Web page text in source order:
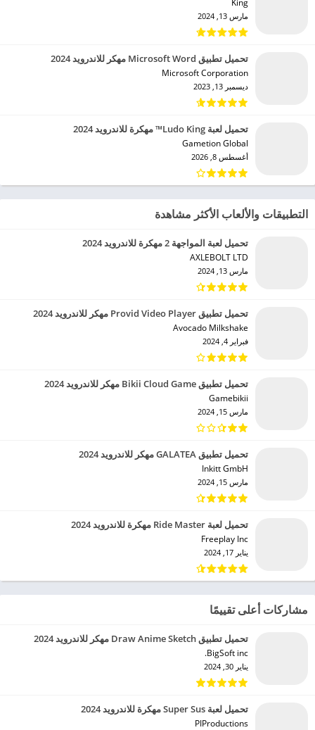
مارس 13, 2024
تحميل تطبيق Microsoft Word مهكر للاندرويد 2024
Microsoft Corporation‏
ديسمبر 13, 2023
تحميل لعبة Ludo King™ مهكرة للاندرويد 2024
Gametion Global‏
أغسطس 8, 2026
التطبيقات والألعاب الأكثر مشاهدة
تحميل لعبة المواجهة 2 مهكرة للاندرويد 2024
AXLEBOLT LTD‏
مارس 13, 2024
تحميل تطبيق Provid Video Player مهكر للاندرويد 2024
Avocado Milkshake‏
فبراير 4, 2024
تحميل تطبيق Bikii Cloud Game مهكر للاندرويد 2024
Gamebikii‏
مارس 15, 2024
تحميل تطبيق GALATEA مهكر للاندرويد 2024
Inkitt GmbH‏
مارس 15, 2024
تحميل لعبة Ride Master مهكرة للاندرويد 2024
Freeplay Inc‏
يناير 17, 2024
مشاركات أعلى تقييمًا
تحميل تطبيق Draw Anime Sketch مهكر للاندرويد 2024
BigSoft inc.‏
يناير 30, 2024
تحميل لعبة Super Sus مهكرة للاندرويد 2024
PIProductions‏